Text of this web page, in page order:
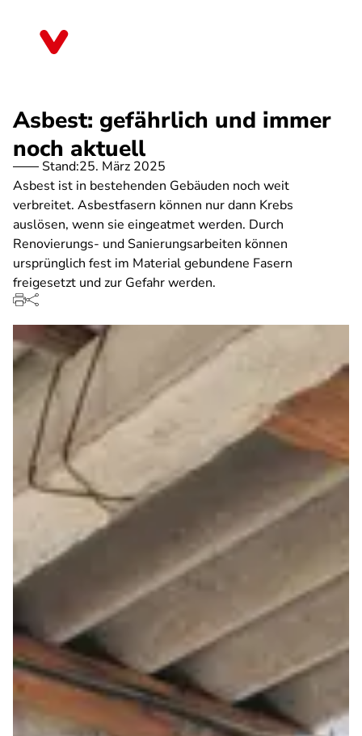
Asbest: gefährlich und immer
noch aktuell
Stand:25. März 2025
Asbest ist in bestehenden Gebäuden noch weit
verbreitet. Asbestfasern können nur dann Krebs
auslösen, wenn sie eingeatmet werden. Durch
Renovierungs- und Sanierungsarbeiten können
ursprünglich fest im Material gebundene Fasern
freigesetzt und zur Gefahr werden.